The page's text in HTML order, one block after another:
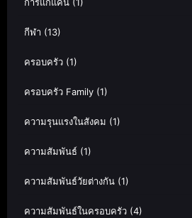
การแก้แค้น (1)
กีฬา (13)
ครอบครัว (1)
ครอบครัว Family (1)
ความรุนแรงในสังคม (1)
ความสัมพันธ์ (1)
ความสัมพันธ์วัยต่างกัน (1)
ความสัมพันธ์ในครอบครัว (4)